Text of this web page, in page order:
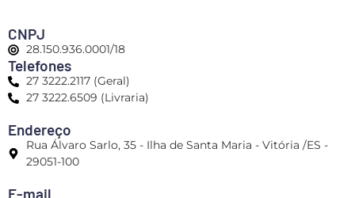
CNPJ
28.150.936.0001/18
Telefones
27 3222.2117 (Geral)
27 3222.6509 (Livraria)
Endereço
Rua Álvaro Sarlo, 35 - Ilha de Santa Maria - Vitória /ES -
29051-100
E-mail